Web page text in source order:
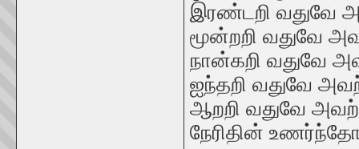
இரண்டறி வதுவே
மூன்றறி வதுவே
நான்கறி வதுவே
ஐந்தறி வதுவே
ஆறறி வதுவே
நேரிதின்